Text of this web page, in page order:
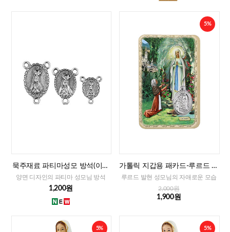
묵주재료 파티마성모 방석(이태
리)-대,중,소
양면 디자인의 파티마 성모님 방석
1,200원
5%
가톨릭 지갑용 패카드-루르드 발
현 성모님(이태리)
루르드 발현 성모님의 자애로운 모습
2,000원
1,900원
5% 5%